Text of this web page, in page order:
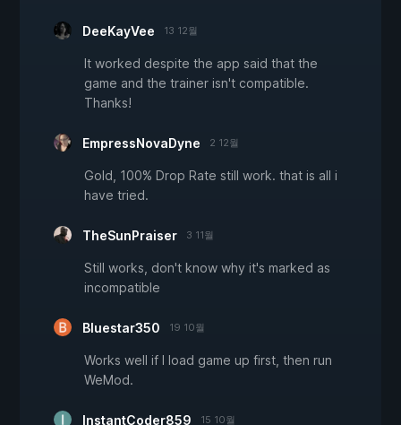
DeeKayVee 13 12월
It worked despite the app said that the
game and the trainer isn't compatible.
Thanks!
EmpressNovaDyne 2 12월
Gold, 100% Drop Rate still work. that is all i
have tried.
TheSunPraiser 3 11월
Still works, don't know why it's marked as
incompatible
Bluestar350 19 10월
Works well if I load game up first, then run
WeMod.
InstantCoder859 15 10월